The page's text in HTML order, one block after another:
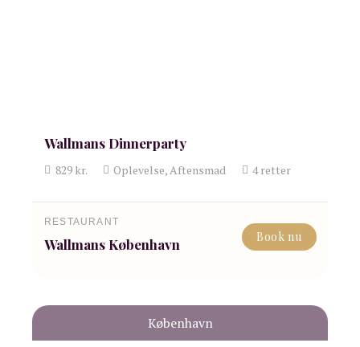
Wallmans Dinnerparty
829kr. Oplevelse, Aftensmad 4retter
RESTAURANT
Wallmans København Book nu
København